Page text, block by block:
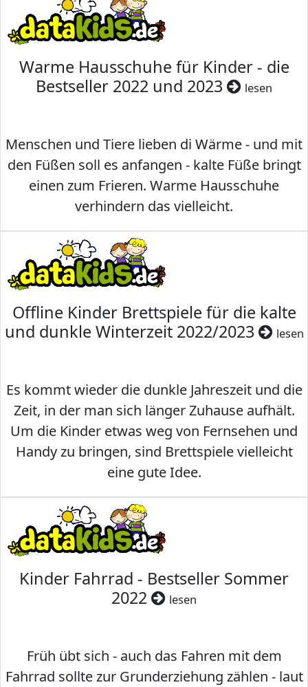
Warme Hausschuhe für Kinder - die
Bestseller 2022 und 2023
lesen
Menschen und Tiere lieben di Wärme - und mit
den Füßen soll es anfangen - kalte Füße bringt
einen zum Frieren. Warme Hausschuhe
verhindern das vielleicht.
Offline Kinder Brettspiele für die kalte
und dunkle Winterzeit 2022/2023
lesen
Es kommt wieder die dunkle Jahreszeit und die
Zeit, in der man sich länger Zuhause aufhält.
Um die Kinder etwas weg von Fernsehen und
Handy zu bringen, sind Brettspiele vielleicht
eine gute Idee.
Kinder Fahrrad - Bestseller Sommer
2022
lesen
Früh übt sich - auch das Fahren mit dem
Fahrrad sollte zur Grunderziehung zählen - laut